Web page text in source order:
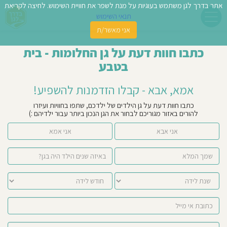
כתבו חוות דעת על גן החלומות - בית
בטבע
אמא, אבא - קבלו הזדמנות להשפיע!
כתבו חוות דעת על גן הילדים של ילדכם, שתפו בחוויות ועיזרו
להורים באזור מגוריכם לבחור את הגן הנכון ביותר עבור ילדיהם :)
אני אמא אני אבא
אתר בדרך לגן משתמש בעוגיות על מנת לשפר את חוויית השימוש. לחיצה לקריאת
תנאי השימוש
אני מאשר/ת